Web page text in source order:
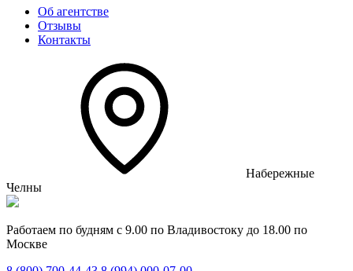
Об агентстве
Отзывы
Контакты
Набережные
Челны
Работаем по будням с 9.00 по Владивостоку до 18.00 по
Москве